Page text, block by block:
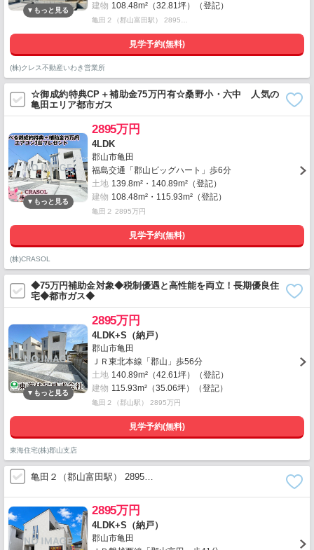
建物 108.48m²（32.81坪）（登記）
亀田２（郡山富田駅） 2895…
見学予約(無料)
(株)クレス不動産いわき営業所
☆御成約特典CP＋補助金75万円有☆桑野小・六中 人気の
亀田エリア都市ガス
2895万円
4LDK
郡山市亀田
福島交通「郡山ビッグハート」歩6分
土地 139.8m²・140.89m²（登記）
建物 108.48m²・115.93m²（登記）
亀田２ 2895万円
見学予約(無料)
(株)CRASOL
◆75万円補助金対象◆税制優遇と高性能を両立！長期優良住
宅◆都市ガス◆
2895万円
4LDK+S（納戸）
郡山市亀田
ＪＲ東北本線「郡山」歩56分
土地 140.89m²（42.61坪）（登記）
建物 115.93m²（35.06坪）（登記）
亀田２（郡山駅） 2895万円
見学予約(無料)
東海住宅(株)郡山支店
亀田２（郡山富田駅） 2895…
2895万円
4LDK+S（納戸）
郡山市亀田